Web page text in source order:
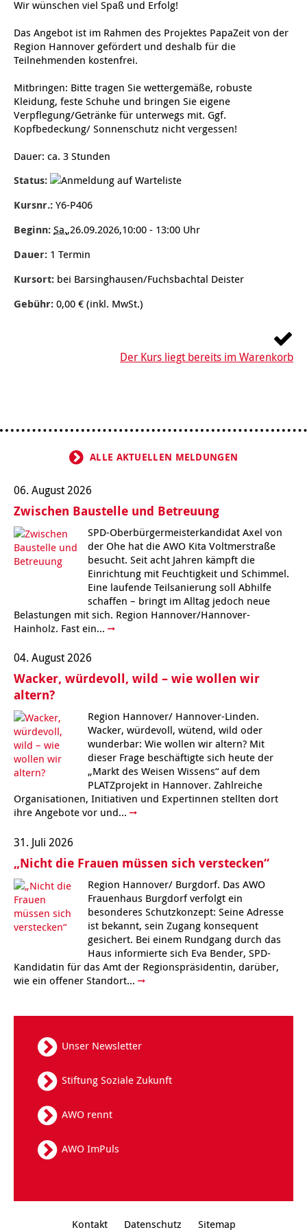
Ortsverein Alt-Laatzen
Ortsverein Arnum
Ortsverein Bennigsen
Ortsverein Großburgwedel
Ortsverein Godshorn
Ortsverein Fuhrberg
Ortsverein Burgdorf
Ortsverein Engelbostel-Schulenburg
Verein für Kinderkultur e.V.
Familienzentrum
Kindertagesstätte Freytagstraße
Kindertagesstätte Gottfried-Keller-Straße /
Familienzentrum
Kindertagesstätte Herbartstraße
Krippe Höltystraße
Kindertagesstätte Ibykusweg / Familienzentrum
“Mäuseburg” / Familienzentrum
Kindertagesstätte Moorlilienweg /
Familienzentrum
Kindertagesstätte Petermannstraße /
Kindertagesstätte Pfarrlandplatz
Kindertagesstätte Rosenbergstraße
Krippe Schleswiger Straße
Kindertagesstätte Schneiderberg
Kindertagesstätte Sylter Weg
Kindertagesstätte Voltmerstraße
Kindertagesstätte Wiehbergstraße
Kindertagesstätte Eichsfelder Straße
Kindertagesstätte Elmstraße / Familienzentrum
Familienzentrum
Kindertagesstätte Freytagstraße
Kindertagesstätte Gorch-Fock-Straße
Kindertagesstätte Gottfried-Keller-Straße /
Kindertagesstätte Große Pranke
Kindertagesstätte Harenberger Straße
Kindertagesstätte Hiltrud-Grote-Weg
Kindertagesstätte Kapellenbrink /
Familienzentrum
Kindertagesstätte Klaus-Müller-Kilian-Weg /
Kindertagesstätte König-Ludwig-Straße
Kindertagesstätte Langes Feld “Deisterspatzen”
Kindertagesstätte Levester Straße
Offene Sprach-Sprechstunde
Kindertagesstätte Moorlilienweg /
Kindertagesstätte Mühenkamp / Familienzentrum
Familienzentrum
Kindertagesstätte Pfarrlandplatz
Hör- und Sprachheilkindergarten Ratswiese
Kindertagesstätte Rosenbergstraße
Kindertagesstätte Schneiderberg
Familienzentrum
Kindertagesstätte Sylter Weg
Kindertagesstätte Tresckowstraße
Kindertagesstätte Voltmerstraße
Kindertagesstätte Mühenkamp / Familienzentrum
Kindertagesstätte Pfarrlandplatz
Hort Salzmannstraße
Kindertagesstätte Schweriner Straße /
Familienzentrum
Außenstelle Hort Stenhusenstraße
Kindertagesstätte Sylter Weg
Familienzentrum
Kindertagesstätte Mühenkamp / Familienzentrum
Familienzentrum
Kindertagesstätte Schweriner Straße /
Familienzentrum
Qi Gong
Life Kinetik
Yoga in der Schwangerschaft
Fitness für Frauen
Familienberatungsstelle
Infotelefon
Online Pflege- und Seniorenberatung
werden!
Helfende Hände
Wohnen für Alleinerziehende
Beratungsangebote
Jugendliche
Jugendwohnen im Stadtteil
Ältere Menschen
Mehrsprachige Beratung
Infotelefon
Berufssprachkurse
Interkulturelle Beratung für ältere Menschen
Menschen mit Behinderungen
Betreuer
Wir wünschen viel Spaß und Erfolg!
Das Angebot ist im Rahmen des Projektes PapaZeit von der
Region Hannover gefördert und deshalb für die
Teilnehmenden kostenfrei.
Mitbringen: Bitte tragen Sie wettergemäße, robuste
Kleidung, feste Schuhe und bringen Sie eigene
Verpflegung/Getränke für unterwegs mit. Ggf.
Kopfbedeckung/ Sonnenschutz nicht vergessen!
Dauer: ca. 3 Stunden
Status:
Kursnr.: Y6-P406
Beginn: Sa.,26.09.2026,10:00 - 13:00 Uhr
Dauer: 1 Termin
Kursort: bei Barsinghausen/Fuchsbachtal Deister
Gebühr: 0,00 € (inkl. MwSt.)
Der Kurs liegt bereits im Warenkorb
ALLE AKTUELLEN MELDUNGEN
06. August 2026
Zwischen Baustelle und Betreuung
SPD-Oberbürgermeisterkandidat Axel von
der Ohe hat die AWO Kita Voltmerstraße
besucht. Seit acht Jahren kämpft die
Einrichtung mit Feuchtigkeit und Schimmel.
Eine laufende Teilsanierung soll Abhilfe
schaffen – bringt im Alltag jedoch neue
Belastungen mit sich. Region Hannover/Hannover-
Hainholz. Fast ein...
04. August 2026
Wacker, würdevoll, wild – wie wollen wir
altern?
Region Hannover/ Hannover-Linden.
Wacker, würdevoll, wütend, wild oder
wunderbar: Wie wollen wir altern? Mit
dieser Frage beschäftigte sich heute der
„Markt des Weisen Wissens“ auf dem
PLATZprojekt in Hannover. Zahlreiche
Organisationen, Initiativen und Expertinnen stellten dort
ihre Angebote vor und...
31. Juli 2026
„Nicht die Frauen müssen sich verstecken“
Region Hannover/ Burgdorf. Das AWO
Frauenhaus Burgdorf verfolgt ein
besonderes Schutzkonzept: Seine Adresse
ist bekannt, sein Zugang konsequent
gesichert. Bei einem Rundgang durch das
Haus informierte sich Eva Bender, SPD-
Kandidatin für das Amt der Regionspräsidentin, darüber,
wie ein offener Standort...
Unser Newsletter
Stiftung Soziale Zukunft
AWO rennt
AWO ImPuls
Kontakt Datenschutz Sitemap